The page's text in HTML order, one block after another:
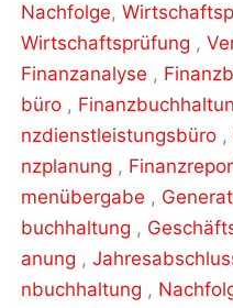
Nachfolge,
Wirtschaftsprüfung ,
Finanzanalyse ,
büro ,
nzdienstleistungsbüro ,
nzplanung ,
menübergabe ,
buchhaltung ,
anung ,
nbuchhaltung ,